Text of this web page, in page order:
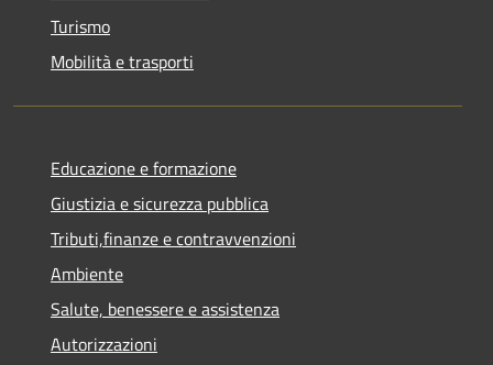
Turismo
Mobilità e trasporti
Educazione e formazione
Giustizia e sicurezza pubblica
Tributi,finanze e contravvenzioni
Ambiente
Salute, benessere e assistenza
Autorizzazioni